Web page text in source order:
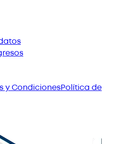
y CondicionesPolítica de